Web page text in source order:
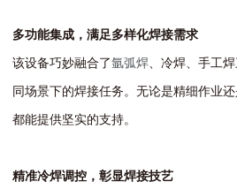
多功能集成，满足多样化焊接需求
该设备巧妙融合了氩弧焊 、冷焊、手工
同场景下的焊接任务。无论是精细作业
都能提供坚实的支持。
精准冷焊调控，彰显焊接技艺